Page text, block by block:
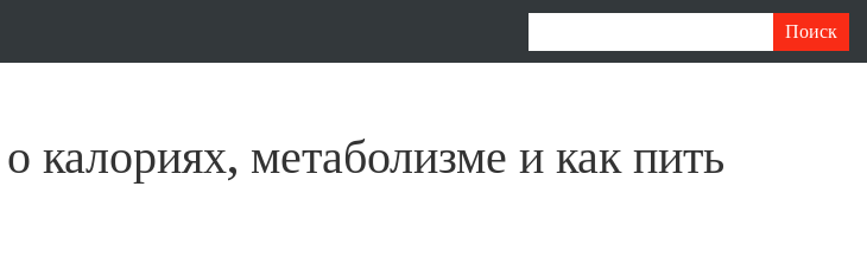
калориях, метаболизме и как пить